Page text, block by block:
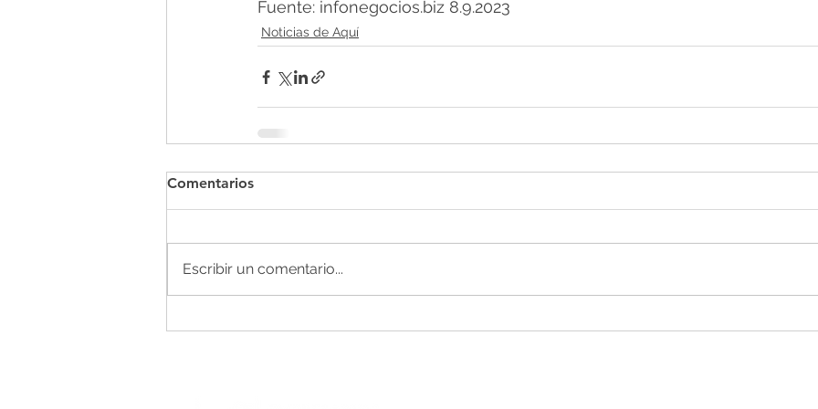
Fuente: infonegocios.biz 8.9.2023
Noticias de Aquí
Comentarios
Escribir un comentario...